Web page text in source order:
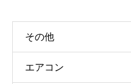
その他
エアコン